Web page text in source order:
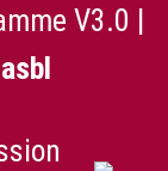
V3.0 |